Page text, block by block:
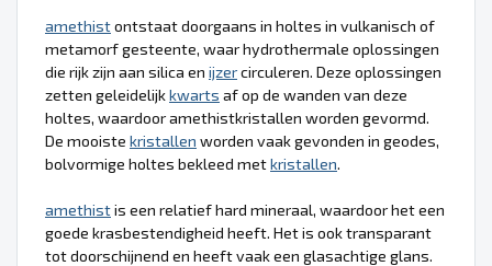
amethistontstaat doorgaans in holtes in vulkanisch of
metamorf gesteente, waar hydrothermale oplossingen
die rijk zijn aan silica en ijzercirculeren. Deze oplossingen
zetten geleidelijkkwarts af op de wanden van deze
holtes, waardoor amethistkristallen worden gevormd.
De mooiste kristallen worden vaak gevonden in geodes,
bolvormige holtes bekleed metkristallen.
amethistis een relatief hard mineraal, waardoor het een
goede krasbestendigheid heeft. Het is ook transparant
tot doorschijnend en heeft vaak een glasachtige glans.